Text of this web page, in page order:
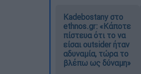
Kadebostany στο
ethnos.gr: «Κάποτε
πίστευα ότι το να
είσαι outsider ήταν
αδυναμία, τώρα το
βλέπω ως δύναμη»